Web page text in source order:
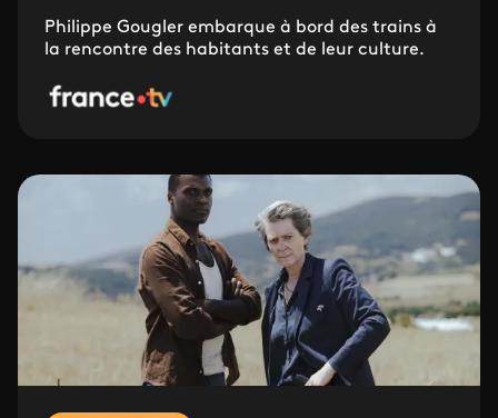
Philippe Gougler embarque à bord des trains à
la rencontre des habitants et de leur culture.